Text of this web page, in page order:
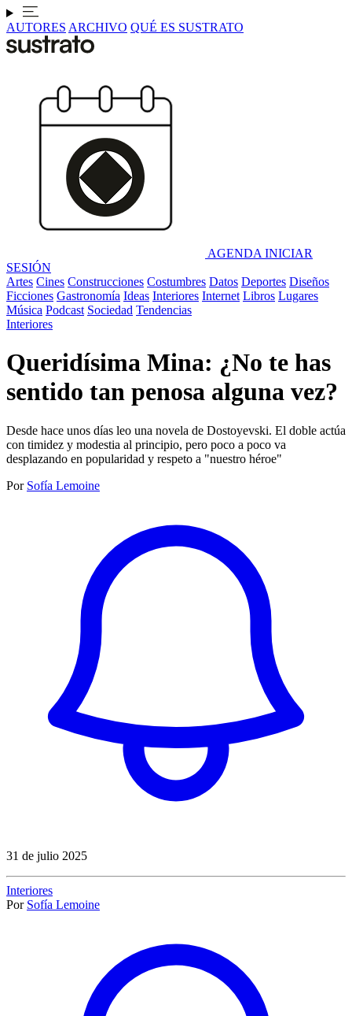
AUTORES ARCHIVO QUÉ ES SUSTRATO
AGENDA INICIAR
SESIÓN
Artes Cines Construcciones Costumbres Datos Deportes Diseños
Ficciones Gastronomía Ideas Interiores Internet Libros Lugares
Música Podcast Sociedad Tendencias
Interiores
Queridísima Mina: ¿No te has
sentido tan penosa alguna vez?
Desde hace unos días leo una novela de Dostoyevski. ‍El doble actúa
con timidez y modestia al principio, pero poco a poco va
desplazando en popularidad y respeto a "nuestro héroe"
Por Sofía Lemoine
31 de julio 2025
Interiores
Por Sofía Lemoine